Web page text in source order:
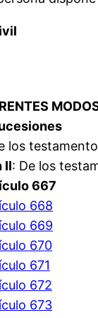
los
II: De los
667
668
669
670
671
672
673